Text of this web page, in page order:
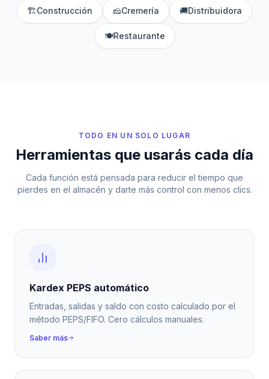
🏗️Construcción 🧀Cremería 🚚Distribuidora
🍽️Restaurante
TODO EN UN SOLO LUGAR
Herramientas que usarás cada día
Cada función está pensada para reducir el tiempo que
pierdes en el almacén y darte más control con menos clics.
Kardex PEPS automático
Entradas, salidas y saldo con costo calculado por el
método PEPS/FIFO. Cero cálculos manuales.
Saber más